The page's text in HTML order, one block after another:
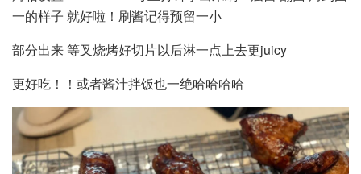
一的样子 就好啦！刷酱记得预留一小
部分出来 等叉烧烤好切片以后淋一点上去更juicy
更好吃！！或者酱汁拌饭也一绝哈哈哈哈